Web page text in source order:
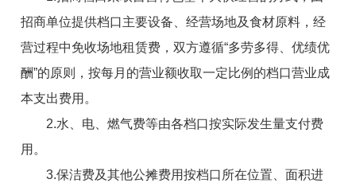
招商单位提供档口主要设备、经营场地及食材原料，经
营过程中免收场地租赁费，双方遵循“多劳多得、优绩优
酬”的原则，按每月的营业额收取一定比例的档口营业成
本支出费用 。
2.水、电、燃气费等由各档口按实际发生量支付费
用。
3.保洁费及其他公摊费用按档口所在位置、面积进